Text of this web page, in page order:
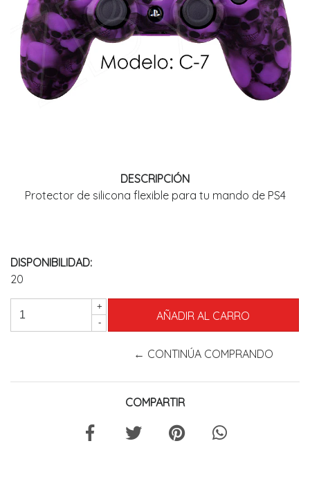
DESCRIPCIÓN
Protector de silicona flexible para tu mando de PS4
DISPONIBILIDAD:
20
+
-
← CONTINÚA COMPRANDO
COMPARTIR